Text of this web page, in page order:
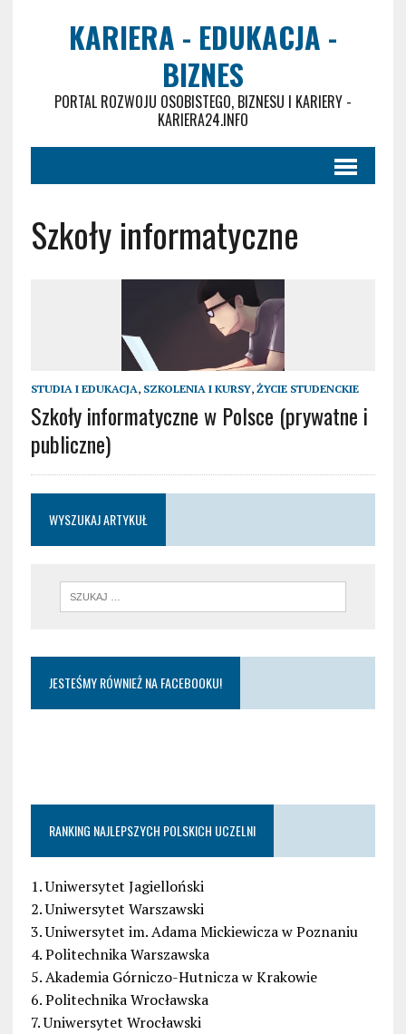
KARIERA - EDUKACJA -
BIZNES
PORTAL ROZWOJU OSOBISTEGO, BIZNESU I KARIERY -
KARIERA24.INFO
Szkoły informatyczne
STUDIA I EDUKACJA, SZKOLENIA I KURSY, ŻYCIE STUDENCKIE
Szkoły informatyczne w Polsce (prywatne i
publiczne)
WYSZUKAJ ARTYKUŁ
JESTEŚMY RÓWNIEŻ NA FACEBOOKU!
RANKING NAJLEPSZYCH POLSKICH UCZELNI
1. Uniwersytet Jagielloński
2. Uniwersytet Warszawski
3. Uniwersytet im. Adama Mickiewicza w Poznaniu
4. Politechnika Warszawska
5. Akademia Górniczo-Hutnicza w Krakowie
6. Politechnika Wrocławska
7. Uniwersytet Wrocławski